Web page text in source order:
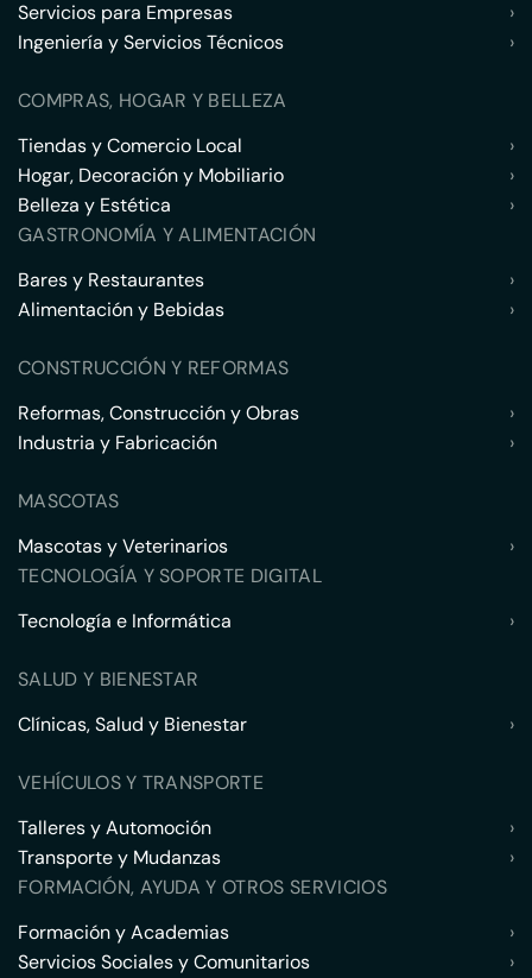
Servicios para Empresas
›
Ingeniería y Servicios Técnicos
›
COMPRAS, HOGAR Y BELLEZA
Tiendas y Comercio Local
›
Hogar, Decoración y Mobiliario
›
Belleza y Estética
›
GASTRONOMÍA Y ALIMENTACIÓN
Bares y Restaurantes
›
Alimentación y Bebidas
›
CONSTRUCCIÓN Y REFORMAS
Reformas, Construcción y Obras
›
Industria y Fabricación
›
MASCOTAS
Mascotas y Veterinarios
›
TECNOLOGÍA Y SOPORTE DIGITAL
Tecnología e Informática
›
SALUD Y BIENESTAR
Clínicas, Salud y Bienestar
›
VEHÍCULOS Y TRANSPORTE
Talleres y Automoción
›
Transporte y Mudanzas
›
FORMACIÓN, AYUDA Y OTROS SERVICIOS
Formación y Academias
›
Servicios Sociales y Comunitarios
›